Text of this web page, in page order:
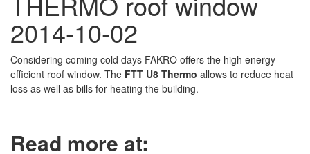
2014-10-02
Considering coming cold days FAKRO offers the high energy-
efficient roof window. The FTT U8 Thermo allows to reduce heat
loss as well as bills for heating the building.
Read more at: